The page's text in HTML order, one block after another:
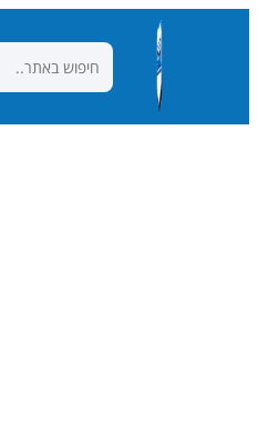
Search
for:
Search Button